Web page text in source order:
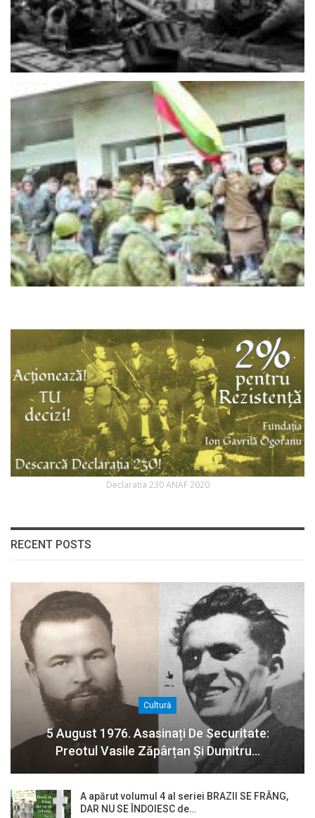
Declaratia 230 ANAF 2020
RECENT POSTS
Cultură
5 August 1976. Asasinați De Securitate:
Preotul Vasile Zăpârțan Și Dumitru…
A apărut volumul 4 al seriei BRAZII SE FRÂNG,
DAR NU SE ÎNDOIESC de…